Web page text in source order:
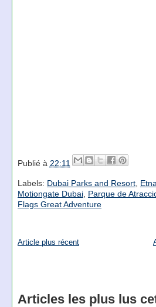
Publié à 22:11
Labels: Dubai Parks and Resort,
Motiongate Dubai, Parque de
Flags Great Adventure
Article plus récent
Articles les plus lus